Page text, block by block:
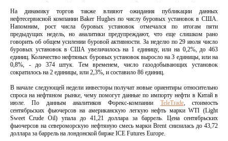
На динамику торгов также влияют ожидания публикации данных
нефтесервисной компании Baker Hughes по числу буровых установок в США.
Напомним, рост числа буровых установок отмечался по итогам пяти
предыдущих недель, но аналитики предупреждают, что еще слишком рано
говорить об общем усилении буровой активности. За неделю по 29 июля число
буровых установок в США увеличилось на 1 единицу, или на 0,2%, до 463
единиц. Количество нефтяных буровых установок выросло на 3 единицы, или на
0,8%, - до 374 штук. Тем временем, число газодобывающих установок
сократилось на 2 единицы, или 2,3%, и составило 86 единиц.
В начале следующей недели инвесторы получат новые ориентиры относительно
спроса на нефтяном рынке, чему помогут данные по импорту нефти в Китай в
июле. По данным аналитиков Форекс-компании TeleTrade, стоимость
сентябрьских фьючерсов на американскую легкую нефть марки WTI (Light
Sweet Crude Oil) упала до 41,21 доллара за баррель. Цена сентябрьских
фьючерсов на североморскую нефтяную смесь марки Brent снизилась до 43,72
доллара за баррель на лондонской бирже ICE Futures Europe.